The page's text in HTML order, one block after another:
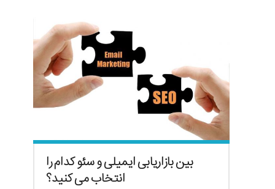
بین بازاریابی ایمیلی و سئو کدام را
انتخاب می کنید؟